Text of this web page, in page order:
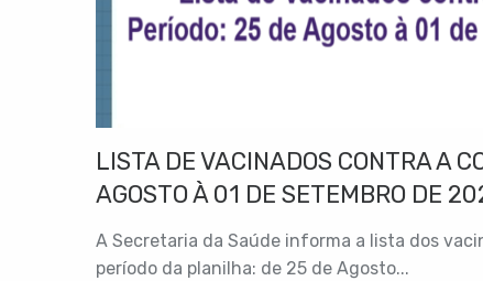
LISTA DE VACINADOS CONTRA A
AGOSTO À 01 DE SETEMBRO DE
A Secretaria da Saúde informa a lista dos
período da planilha: de 25 de Agosto...